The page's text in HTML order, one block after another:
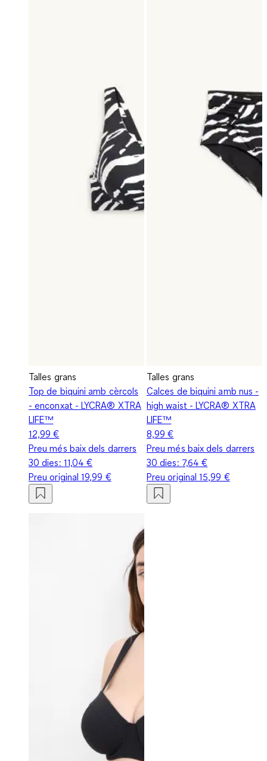
Talles grans
Top de biquini amb cèrcols
- enconxat - LYCRA® XTRA
LIFE™
12,99 €
Preu més baix dels darrers
30 dies: 11,04 €
Preu original19,99 €
Talles grans
Calces de biquini amb nus -
high waist - LYCRA® XTRA
LIFE™
8,99 €
Preu més baix dels darrers
30 dies: 7,64 €
Preu original15,99 €